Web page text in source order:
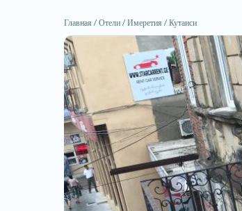
Главная / Отели / Имеретия / Кутаиси